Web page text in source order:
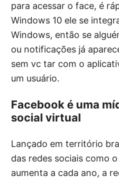
para acessar o face, é
Windows 10 ele se
Windows, então se
ou notificações já
sem vc tar com o
um usuário.
Facebook é uma
social virtual
Lançado em território
das redes sociais como
aumenta a cada ano, a